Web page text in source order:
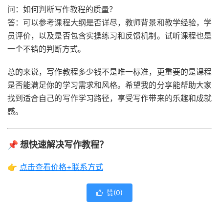
问：如何判断写作教程的质量？
答：可以参考课程大纲是否详尽，教师背景和教学经验，学
员评价，以及是否包含实操练习和反馈机制。试听课程也是
一个不错的判断方式。
总的来说，写作教程多少钱不是唯一标准，更重要的是课程
是否能满足你的学习需求和风格。希望我的分享能帮助大家
找到适合自己的写作学习路径，享受写作带来的乐趣和成就
感。
📌 想快速解决写作教程？
👉 点击查看价格+联系方式
 赞(0)